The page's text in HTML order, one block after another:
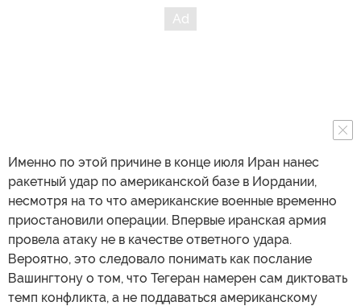
Именно по этой причине в конце июля Иран нанес
ракетный удар по американской базе в Иордании,
несмотря на то что американские военные временно
приостановили операции. Впервые иранская армия
провела атаку не в качестве ответного удара.
Вероятно, это следовало понимать как послание
Вашингтону о том, что Тегеран намерен сам диктовать
темп конфликта, а не поддаваться американскому